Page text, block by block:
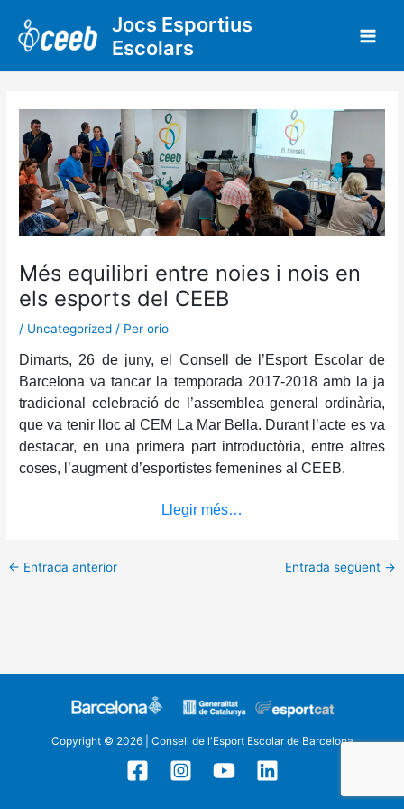
contingut
Jocs Esportius
Escolars
Més equilibri entre noies i nois en
els esports del CEEB
/ Uncategorized / Per orio
Dimarts, 26 de juny, el Consell de l’Esport Escolar de
Barcelona va tancar la temporada 2017-2018 amb la ja
tradicional celebració de l’assemblea general ordinària,
que va tenir lloc al CEM La Mar Bella. Durant l’acte es va
destacar, en una primera part introductòria, entre altres
coses, l’augment d’esportistes femenines al CEEB.
Llegir més…
← Entrada anterior Entrada següent →
Copyright © 2026 | Consell de l'Esport Escolar de Barcelona